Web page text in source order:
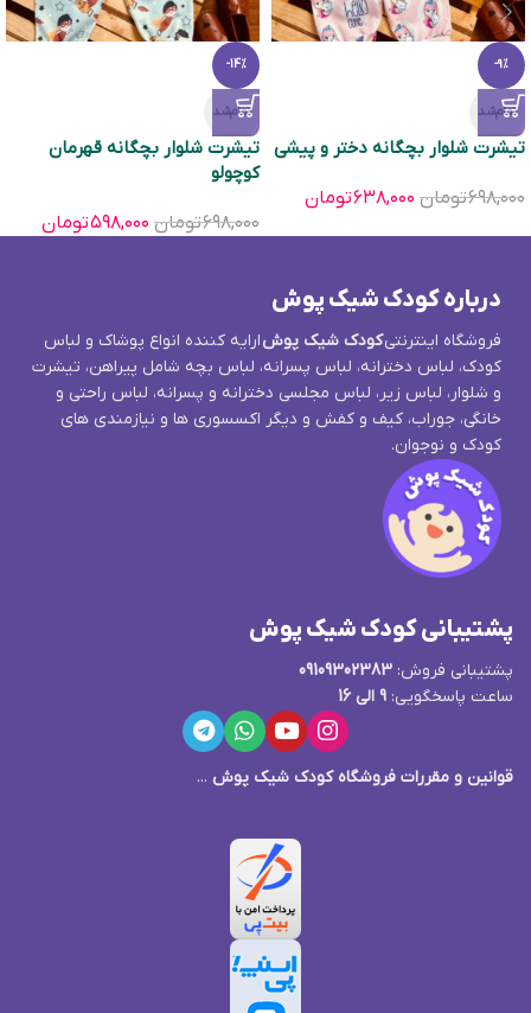
-9%
تمام‌شد
تیشرت شلوار بچگانه دختر و پیشی
۶۹۸,۰۰۰تومان ۶۳۸,۰۰۰تومان
-14%
تمام‌شد
تیشرت شلوار بچگانه قهرمان
کوچولو
۶۹۸,۰۰۰تومان ۵۹۸,۰۰۰تومان
درباره کودک شیک پوش
فروشگاه اینترنتیکودک شیک پوشارایه کننده انواع پوشاک و لباس
کودک، لباس دخترانه، لباس پسرانه، لباس بچه شامل پیراهن، تیشرت
و شلوار، لباس زیر، لباس مجلسی دخترانه و پسرانه، لباس راحتی و
خانگی، جوراب، کیف و کفش و دیگر اکسسوری ها و نیازمندی های
کودک و نوجوان.
پشتیبانی کودک شیک پوش
پشتیبانی فروش: 09109302383
ساعت پاسخگویی: 9 الی 16
قوانین و مقررات فروشگاه کودک شیک پوش ...